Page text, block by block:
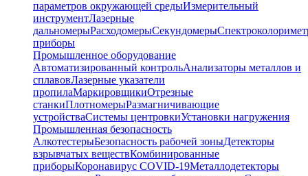
параметров окружающей средыИзмерительный
инструментЛазерные
дальномерыРасходомерыСекундомеры
приборы
Промышленное оборудование
Автоматизированный контрольАнализаторы металлов и
сплавовЛазерные указатели
пропилаМаркировщикиОтрезные
станкиПлотномерыРазмагничивающие
устройстваСистемы центровкиУстановки нагружения
Промышленная безопасность
АлкотестерыБезопасность рабочей зоныДетекторы
взрывчатых веществКомбинированные
приборыКоронавирус COVID-19Металлодетекторы